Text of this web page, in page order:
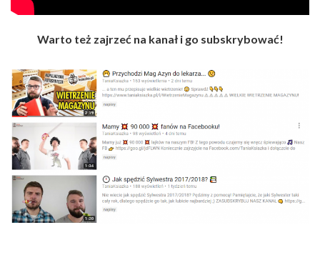
Warto też zajrzeć na kanał i go subskrybować!